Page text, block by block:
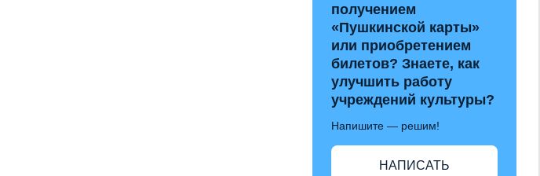
получением
«Пушкинской карты»
или приобретением
билетов? Знаете, как
улучшить работу
учреждений культуры?
Напишите — решим!
НАПИСАТЬ